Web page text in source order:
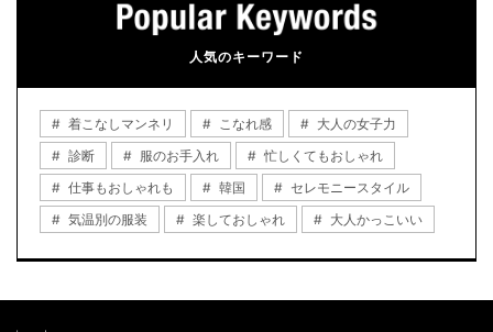
人気のキーワード
着こなしマンネリ こなれ感
大人の女子力
診断
服のお手入れ
忙しくてもおしゃれ
仕事もおしゃれも
韓国
セレモニースタイル
気温別の服装
楽しておしゃれ 大人かっこいい